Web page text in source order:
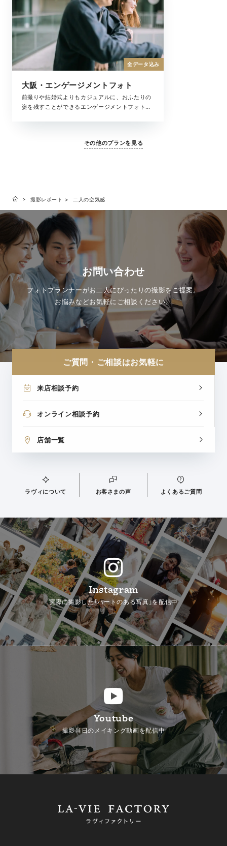
大阪・エンゲージメントフォト
前撮りや結婚式よりもカジュアルに、おふたりの
姿を残すことができるエンゲージメントフォト。
全データ込み
その他のプランを見る
撮影レポート 二人の空気感
お問い合わせ
フォトプランナーがお二人にぴったりの撮影をご提案。
お悩みなどお気軽にご相談ください。
ご質問・ご相談はお気軽に
来店相談予約
オンライン相談予約
店舗一覧
ラヴィについて お客さまの声 よくあるご質問
Instagram
実際に撮影した「ハートのある写真」を配信中
Youtube
撮影当日のメイキング動画を配信中